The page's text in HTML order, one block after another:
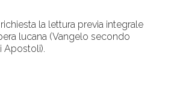
la lettura previa integrale
lucana (Vangelo secondo
Apostoli).